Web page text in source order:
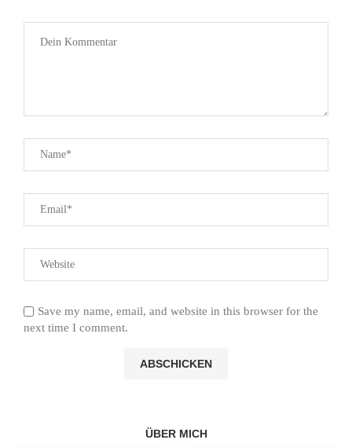
Save my name, email, and website in this browser for the
next time I comment.
ÜBER MICH